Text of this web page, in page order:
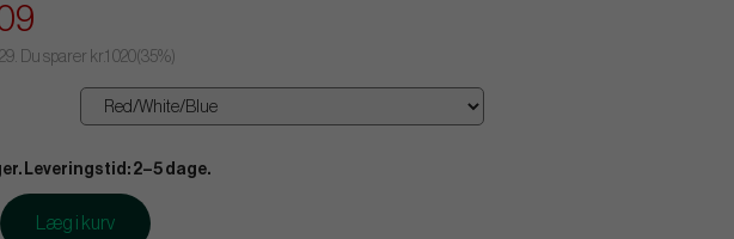
. Du sparer kr.1 020(35%)
Leveringstid: 2–5 dage.
Læg i kurv